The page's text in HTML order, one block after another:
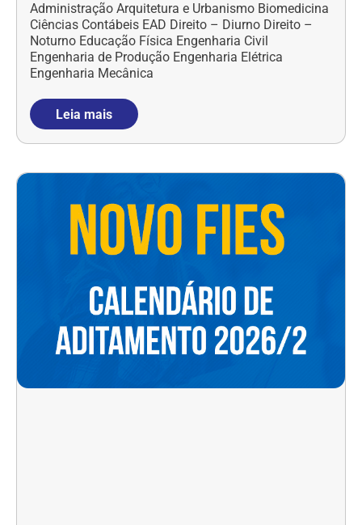
Administração Arquitetura e Urbanismo Biomedicina
Ciências Contábeis EAD Direito – Diurno Direito –
Noturno Educação Física Engenharia Civil
Engenharia de Produção Engenharia Elétrica
Engenharia Mecânica
Leia mais